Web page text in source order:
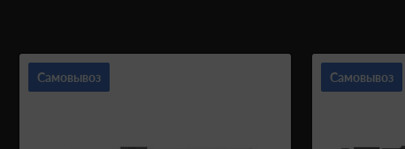
Самовывоз Самовывоз